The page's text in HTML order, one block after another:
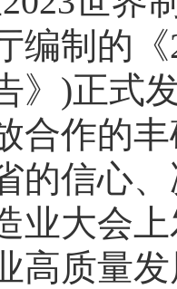
编制的
》)正式
合作的
的信心
业大会
高质量